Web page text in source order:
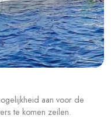
aan voor de
te komen zeilen.